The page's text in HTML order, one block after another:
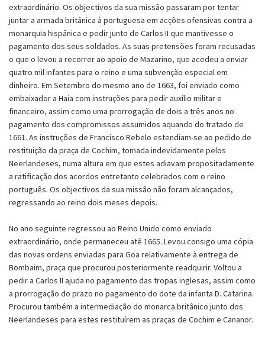
extraordinário. Os objectivos da sua missão passaram por tentar
juntar a armada britânica à portuguesa em acções ofensivas contra a
monarquia hispânica e pedir junto de Carlos II que mantivesse o
pagamento dos seus soldados. As suas pretensões foram recusadas
o que o levou a recorrer ao apoio de Mazarino, que acedeu a enviar
quatro mil infantes para o reino e uma subvenção especial em
dinheiro. Em Setembro do mesmo ano de 1663, foi enviado como
embaixador a Haia com instruções para pedir auxílio militar e
financeiro, assim como uma prorrogação de dois a três anos no
pagamento dos compromissos assumidos aquando do tratado de
1661. As instruções de Francisco Rebelo estendiam-se ao pedido de
restituição da praça de Cochim, tomada indevidamente pelos
Neerlandeses, numa altura em que estes adiavam propositadamente
a ratificação dos acordos entretanto celebrados com o reino
português. Os objectivos da sua missão não foram alcançados,
regressando ao reino dois meses depois.
No ano seguinte regressou ao Reino Unido como enviado
extraordinário, onde permaneceu até 1665. Levou consigo uma cópia
das novas ordens enviadas para Goa relativamente à entrega de
Bombaim, praça que procurou posteriormente readquirir. Voltou a
pedir a Carlos II ajuda no pagamento das tropas inglesas, assim como
a prorrogação do prazo no pagamento do dote da infanta D. Catarina.
Procurou também a intermediação do monarca britânico junto dos
Neerlandeses para estes restituírem as praças de Cochim e Cananor.